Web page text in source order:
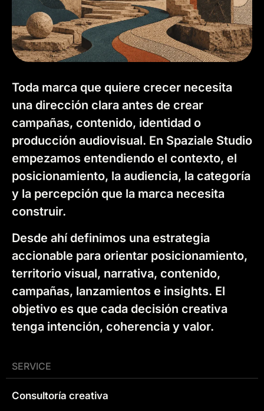
Toda marca que quiere crecer necesita
una dirección clara antes de crear
campañas, contenido, identidad o
producción audiovisual. En Spaziale Studio
empezamos entendiendo el contexto, el
posicionamiento, la audiencia, la categoría
y la percepción que la marca necesita
construir.
Desde ahí definimos una estrategia
accionable para orientar posicionamiento,
territorio visual, narrativa, contenido,
campañas, lanzamientos e insights. El
objetivo es que cada decisión creativa
tenga intención, coherencia y valor.
SERVICE
Consultoría creativa